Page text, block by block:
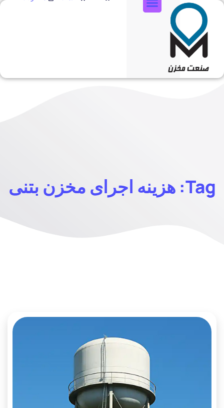
Tag: هزینه اجرای مخزن بتنی